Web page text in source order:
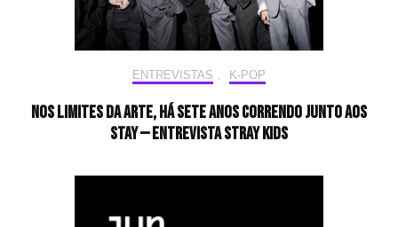
ENTREVISTAS , K-POP
Nos limites da arte, há sete anos correndo junto aos
STAY — Entrevista Stray Kids